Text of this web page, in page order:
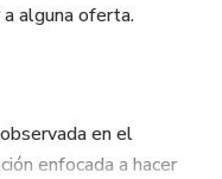
alguna oferta.
en el
enfocada a hacer